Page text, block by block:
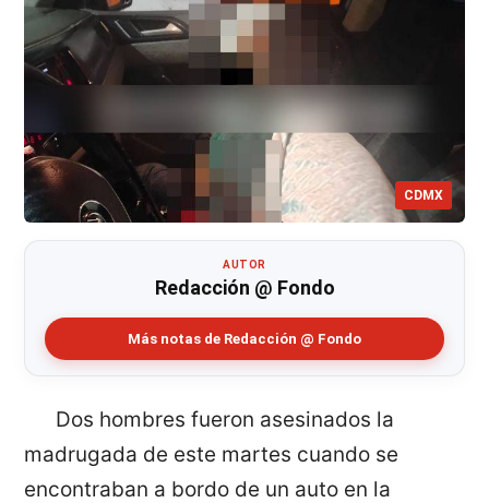
CDMX
AUTOR
Redacción @ Fondo
Más notas de Redacción @ Fondo
Dos hombres fueron asesinados la
madrugada de este martes cuando se
encontraban a bordo de un auto en la